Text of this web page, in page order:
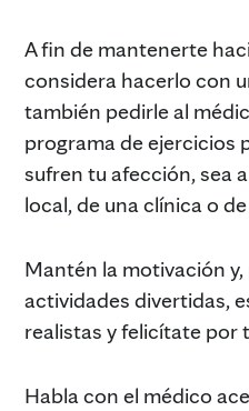
A fin de mantenerte
considera hacerlo con
también pedirle al
programa de ejercicios
sufren tu afección, sea
local, de una clínica o
Mantén la motivación y,
actividades divertidas,
realistas y felicítate por
Habla con el médico